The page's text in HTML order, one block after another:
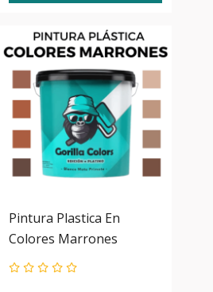
Pintura Plastica En
Colores Marrones